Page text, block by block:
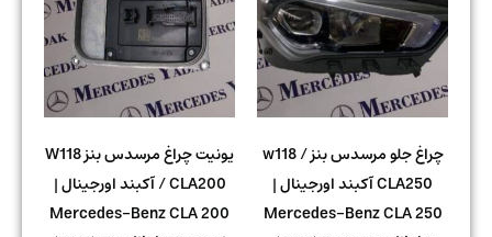
چراغ جلو مرسدس بنز w118 /
CLA250 آکبند اورجینال |
Mercedes-Benz CLA 250
یونیت چراغ مرسدس بنز W118
/ CLA200 آکبند اورجینال |
Mercedes-Benz CLA 200